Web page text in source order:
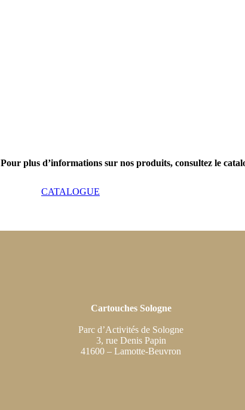
Pour plus d’informations sur nos produits, consultez le
CATALOGUE
Cartouches Sologne
Parc d’Activités de Sologne
3, rue Denis Papin
41600 – Lamotte-Beuvron